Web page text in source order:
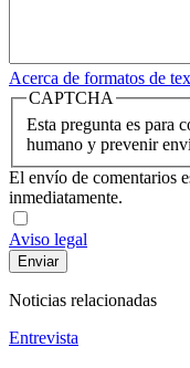
Acerca de formatos de
CAPTCHA
Esta pregunta es para
humano y prevenir
El envío de comentarios
inmediatamente.
Aviso legal
Noticias relacionadas
Entrevista